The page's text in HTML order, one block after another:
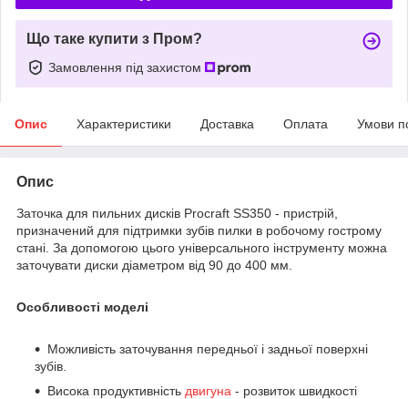
Що таке купити з Пром?
Замовлення під захистом
Опис Характеристики Доставка Оплата Умови
Опис
Заточка для пильних дисків Procraft SS350 - пристрій,
призначений для підтримки зубів пилки в робочому гострому
стані. За допомогою цього універсального інструменту можна
заточувати диски діаметром від 90 до 400 мм.
Особливості моделі
Можливість заточування передньої і задньої поверхні
зубів.
Висока продуктивність двигуна - розвиток швидкості